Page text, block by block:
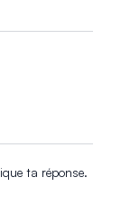
ta réponse.